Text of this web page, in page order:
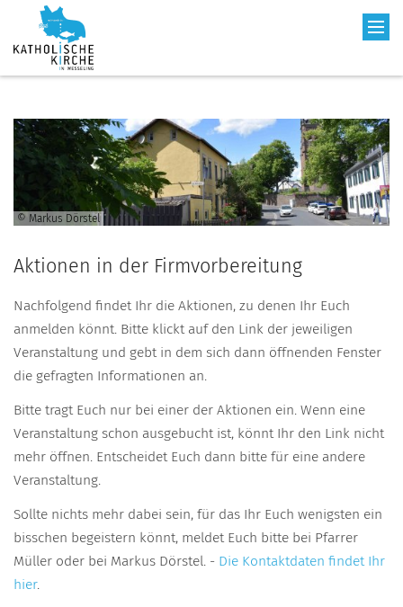
© Markus Dörstel
Aktionen in der Firmvorbereitung
Nachfolgend findet Ihr die Aktionen, zu denen Ihr Euch
anmelden könnt. Bitte klickt auf den Link der jeweiligen
Veranstaltung und gebt in dem sich dann öffnenden Fenster
die gefragten Informationen an.
Bitte tragt Euch nur bei einer der Aktionen ein. Wenn eine
Veranstaltung schon ausgebucht ist, könnt Ihr den Link nicht
mehr öffnen. Entscheidet Euch dann bitte für eine andere
Veranstaltung.
Sollte nichts mehr dabei sein, für das Ihr Euch wenigsten ein
bisschen begeistern könnt, meldet Euch bitte bei Pfarrer
Müller oder bei Markus Dörstel. - Die Kontaktdaten findet Ihr
hier.